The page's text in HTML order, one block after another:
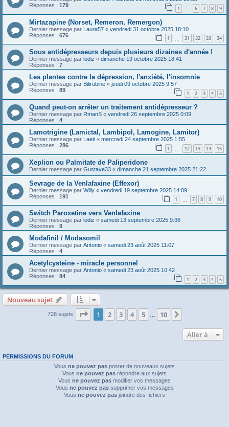
Réponses : 179 1 … 6 7 8 9
Mirtazapine (Norset, Remeron, Remergon)
Dernier message par Laura57 « vendredi 31 octobre 2025 18:10
Réponses : 676 1 31 32 33 34
Sous antidépresseurs depuis plusieurs dizaines d'année !
Dernier message par lodiz « dimanche 19 octobre 2025 18:41
Réponses : 7
Les plantes contre la dépression, l'anxiété, l'insomnie
Dernier message par Bilirubine « jeudi 09 octobre 2025 9:57
Réponses : 89 1 2 3 4 5
Quand peut-on arrêter un traitement antidépresseur ?
Dernier message par RmanS « vendredi 26 septembre 2025 0:09
Réponses : 4
Lamotrigine (Lamictal, Lambipol, Lamogine, Lamitor)
Dernier message par Laeti « mercredi 24 septembre 2025 1:55
Réponses : 286 1 … 12 13 14 15
Xeplion ou Palmitate de Paliperidone
Dernier message par Gustave33 « dimanche 21 septembre 2025 21:22
Sevrage de la Venlafaxine (Effexor)
Dernier message par Willy « vendredi 19 septembre 2025 14:09
Réponses : 191 1 7 8 9 10
Switch Paroxetine vers Venlafaxine
Dernier message par lodiz « samedi 13 septembre 2025 9:36
Réponses : 9
Modafinil / Modasomil
Dernier message par Antonio « samedi 23 août 2025 11:07
Réponses : 4
Acetylcysteine - miracle personnel
Dernier message par Antonio « samedi 23 août 2025 10:42
Réponses : 84 1 2 3 4 5
Nouveau sujet
728 sujets Page 1sur10
1 2 3 4 5 10
Aller à
PERMISSIONS DU FORUM
Vous ne pouvez pas poster de nouveaux sujets
Vous ne pouvez pas répondre aux sujets
Vous ne pouvez pas modifier vos messages
Vous ne pouvez passupprimer vos messages
Vous ne pouvez pas joindre des fichiers